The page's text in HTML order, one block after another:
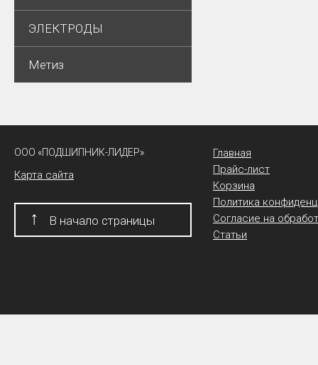
ЭЛЕКТРОДЫ
Метиз
ООО «ПОДШИПНИК-ЛИДЕР»
Карта сайта
↑ В начало страницы
Главная
Прайс-лист
Корзина
Политика
Согласие на
Статьи